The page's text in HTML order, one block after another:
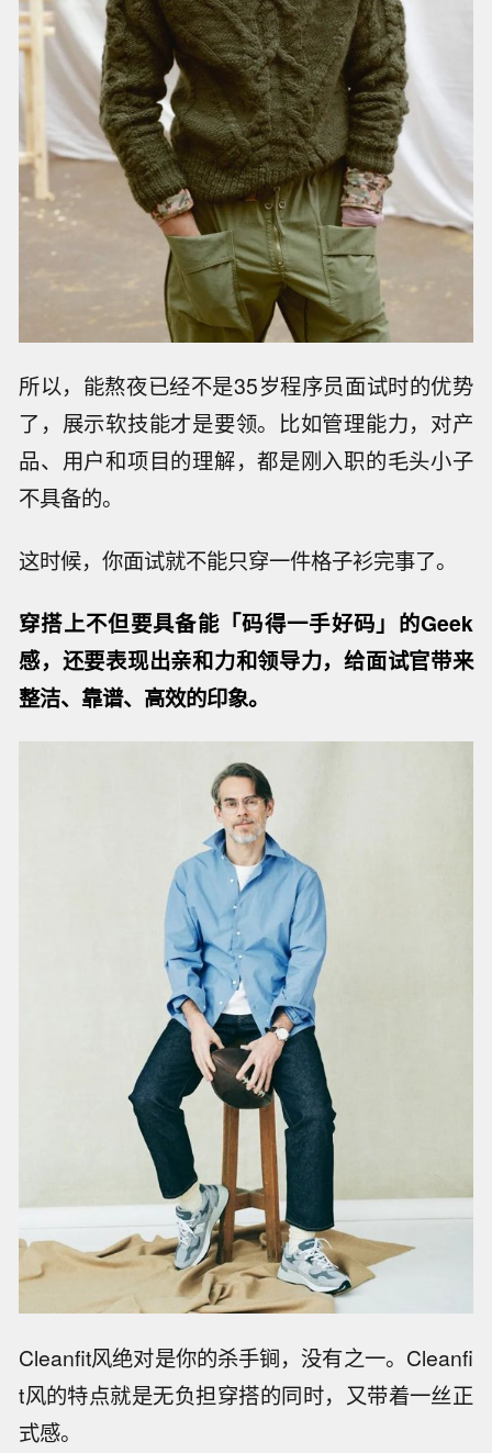
所以，能熬夜已经不是35岁程序员面试时的优势
了，展示软技能才是要领。比如管理能力，对产
品、用户和项目的理解，都是刚入职的毛头小子
不具备的。
这时候，你面试就不能只穿一件格子衫完事了。
穿搭上不但要具备能「码得一手好码」的Geek
感，还要表现出亲和力和领导力，给面试官带来
整洁、靠谱、高效的印象。
Cleanfit风绝对是你的杀手锏，没有之一。Cleanfi
t风的特点就是无负担穿搭的同时，又带着一丝正
式感。